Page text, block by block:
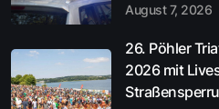
August 7, 2026
26. Pöhler
2026 mit